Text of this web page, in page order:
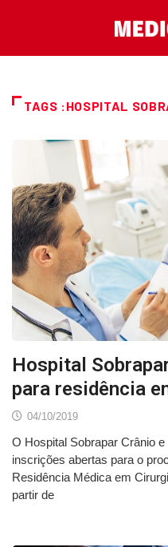
TAGS :HOSPITAL
Hospital
para residência
04/10/2019
O Hospital Sobrapar Crânio
inscrições abertas para o
Residência Médica em
partir de